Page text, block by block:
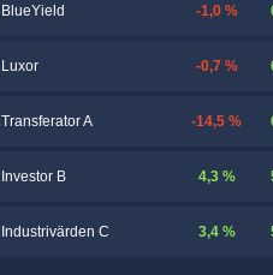
BlueYield -1,0 %
Luxor -0,7 %
Transferator A -14,5 %
Investor B 4,3 %
Industrivärden C 3,4 %